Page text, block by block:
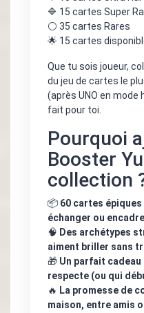
🔷 15 cartes Super
⚪ 35 cartes Rares
🌟 15 cartes
Que tu sois joueur,
du jeu de cartes le
(après UNO en
fait pour toi.
Pourquoi
Booster
collection
📦 60 cartes
échanger ou
🧠 Des archétypes
aiment briller sans
🎁 Un parfait
respecte (ou qui
🔥 La promesse de
maison, entre amis